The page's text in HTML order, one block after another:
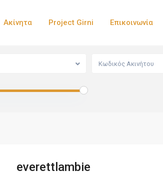
Ακίνητα Project Girni Επικοινωνία
everettlambie